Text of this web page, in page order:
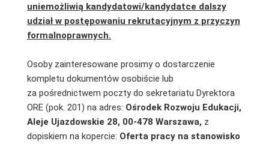
uniemożliwią kandydatowi/kandydatce dalszy
udział w postępowaniu rekrutacyjnym z przyczyn
formalnoprawnych.
Osoby zainteresowane prosimy o dostarczenie
kompletu dokumentów osobiście lub
za pośrednictwem poczty do sekretariatu Dyrektora
ORE (pok. 201) na adres: Ośrodek Rozwoju Edukacji,
Aleje Ujazdowskie 28, 00-478 Warszawa, z
dopiskiem na kopercie: Oferta pracy na stanowisko